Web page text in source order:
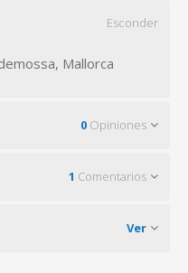
Esconder
Mallorca
0 Opiniones
1 Comentarios
Ver